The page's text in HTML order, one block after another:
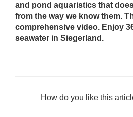
and pond aquaristics that
from the way we know them.
comprehensive video. Enjoy
seawater in Siegerland.
How do you like this